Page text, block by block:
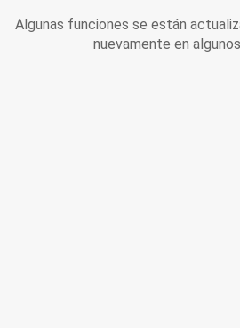
Algunas funciones se están
nuevamente en